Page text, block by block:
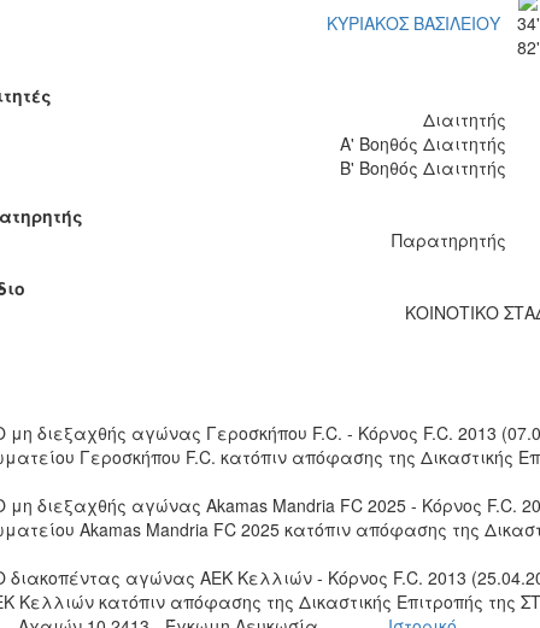
ΚΥΡΙΑΚΟΣ ΒΑΣΙΛΕΙΟΥ
34'
82'
Διαιτητής
Α' Βοηθός Διαιτητής
Β' Βοηθός Διαιτητής
Παρατηρητής
ΚΟΙΝΟΤΙΚΟ
μη διεξαχθής αγώνας Γεροσκήπου F.C. - Κόρνος F.C. 2013
Γεροσκήπου F.C. κατόπιν απόφασης της Δικαστικής
μη διεξαχθής αγώνας Akamas Mandria FC 2025 - Κόρνος F.C.
Akamas Mandria FC 2025 κατόπιν απόφασης της
διακοπέντας αγώνας ΑΕΚ Κελλιών - Κόρνος F.C. 2013
Κελλιών κατόπιν απόφασης της Δικαστικής Επιτροπής της